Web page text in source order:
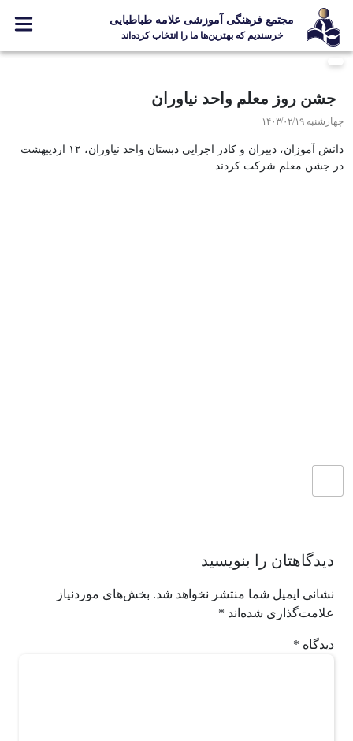
مجتمع فرهنگی آموزشی علامه طباطبایی
خرسندیم که بهترین‌ها ما را انتخاب کرده‌اند
ثبت نام
جشنواره ها
جشن روز معلم واحد نیاوران
چهارشنبه ۱۴۰۳/۰۲/۱۹
دانش آموزان، دبیران و کادر اجرایی دبستان واحد نیاوران، ۱۲ اردیبهشت
در جشن معلم شرکت کردند.
دیدگاهتان را بنویسید
نشانی ایمیل شما منتشر نخواهد شد. بخش‌های موردنیاز
علامت‌گذاری شده‌اند *
دیدگاه *